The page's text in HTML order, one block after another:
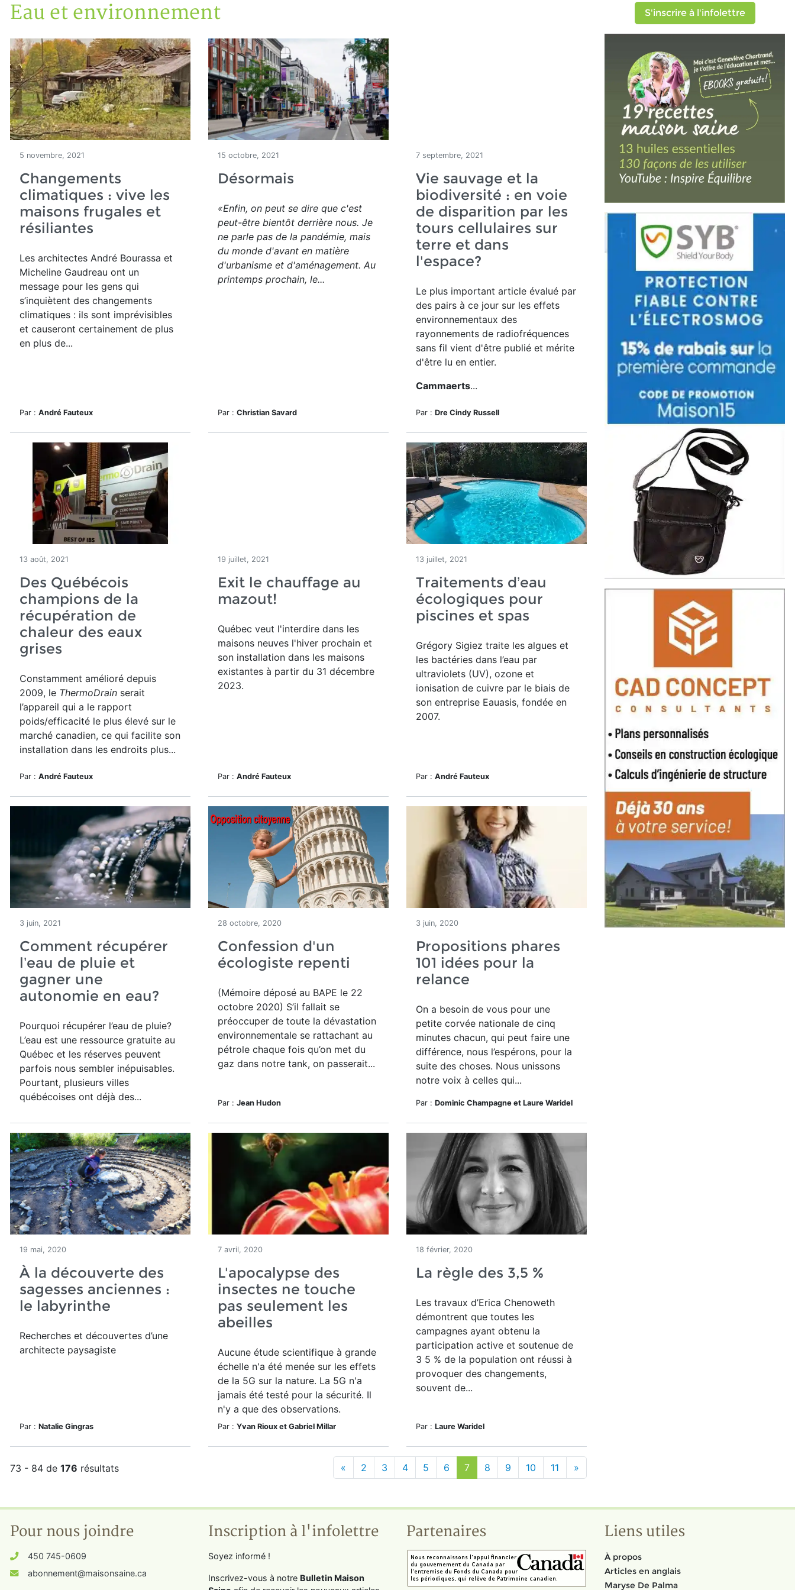
Accueil
Articles
Eau et environnement
Eau et environnement
Eau et environnement
5 novembre, 2021
Changements
climatiques : vive les
maisons frugales et
résiliantes
Les architectes André Bourassa et
Micheline Gaudreau ont un
message pour les gens qui
s’inquiètent des changements
climatiques : ils sont imprévisibles
et causeront certainement de plus
en plus de...
Par : André Fauteux
15 octobre, 2021
Désormais
«Enfin, on peut se dire que c'est
peut-être bientôt derrière nous. Je
ne parle pas de la pandémie, mais
du monde d'avant en matière
d'urbanisme et d'aménagement. Au
printemps prochain, le...
Par : Christian Savard
7 septembre, 2021
Vie sauvage et la
biodiversité : en voie
de disparition par les
tours cellulaires sur
terre et dans
l'espace?
Le plus important article évalué par
des pairs à ce jour sur les effets
environnementaux des
rayonnements de radiofréquences
sans fil vient d'être publié et mérite
d'être lu en entier.
Cammaerts...
Par : Dre Cindy Russell
13 août, 2021
Des Québécois
champions de la
récupération de
chaleur des eaux
grises
Constamment amélioré depuis
2009, le ThermoDrain serait
l’appareil qui a le rapport
poids/efficacité le plus élevé sur le
marché canadien, ce qui facilite son
installation dans les endroits plus...
Par : André Fauteux
19 juillet, 2021
Exit le chauffage au
mazout!
Québec veut l'interdire dans les
maisons neuves l'hiver prochain et
son installation dans les maisons
existantes à partir du 31 décembre
2023.
Par : André Fauteux
13 juillet, 2021
Traitements d’eau
écologiques pour
piscines et spas
Grégory Sigiez traite les algues et
les bactéries dans l’eau par
ultraviolets (UV), ozone et
ionisation de cuivre par le biais de
son entreprise Eauasis, fondée en
2007.
Par : André Fauteux
3 juin, 2021
Comment récupérer
l’eau de pluie et
gagner une
autonomie en eau?
Pourquoi récupérer l’eau de pluie?
L’eau est une ressource gratuite au
Québec et les réserves peuvent
parfois nous sembler inépuisables.
Pourtant, plusieurs villes
québécoises ont déjà des...
28 octobre, 2020
Confession d'un
écologiste repenti
(Mémoire déposé au BAPE le 22
octobre 2020) S’il fallait se
préoccuper de toute la dévastation
environnementale se rattachant au
pétrole chaque fois qu’on met du
gaz dans notre tank, on passerait...
Par : Jean Hudon
3 juin, 2020
Propositions phares
101 idées pour la
relance
On a besoin de vous pour une
petite corvée nationale de cinq
minutes chacun, qui peut faire une
différence, nous l’espérons, pour la
suite des choses. Nous unissons
notre voix à celles qui...
Par : Dominic Champagne et Laure Waridel
19 mai, 2020
À la découverte des
sagesses anciennes :
le labyrinthe
Recherches et découvertes d’une
architecte paysagiste
Par : Natalie Gingras
7 avril, 2020
L'apocalypse des
insectes ne touche
pas seulement les
abeilles
Aucune étude scientifique à grande
échelle n'a été menée sur les effets
de la 5G sur la nature. La 5G n'a
jamais été testé pour la sécurité. Il
n'y a que des observations.
Par : Yvan Rioux et Gabriel Millar
18 février, 2020
La règle des 3,5 %
Les travaux d’Erica Chenoweth
démontrent que toutes les
campagnes ayant obtenu la
participation active et soutenue de
3 5 % de la population ont réussi à
provoquer des changements,
souvent de...
Par : Laure Waridel
73 - 84 de 176 résultats « 2 3 4 5 6 7 8 9 10 11 »
S'inscrire à l'infolettre
Pour nous joindre
450 745-0609
abonnement@maisonsaine.ca
Inscription à l'infolettre
Soyez informé !
Inscrivez-vous à notre Bulletin Maison
Partenaires Liens utiles
À propos
Articles en anglais
Maryse De Palma